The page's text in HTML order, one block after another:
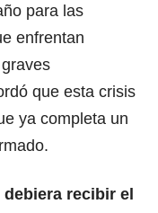
para las
enfrentan
que esta crisis
ya completa un
recibir el